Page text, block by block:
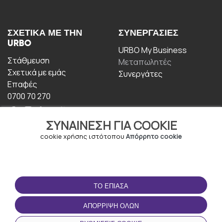
ΣΥΝΑΊΝΕΣΗ ΓΙΑ COOKIE
cookie χρήσης ιστότοπου Απόρρητο cookie
ΤΟ ΈΠΙΑΣΑ
ΑΠΌΡΡΙΨΗ ΌΛΩΝ
ΣΧΕΤΙΚΆ ΜΕ ΤΗΝ
URBO
Στάθμευση
Σχετικά με εμάς
Επαφές
0700 70 270
ΣΥΝΕΡΓΑΣΊΕΣ
URBO My Business
Μεταπωλητές
Συνεργάτες
ΟΡΟΙ ΧΡΉΣΗΣ
Οροι και Προϋποθέσεις
Πολιτική απορρήτου
ΚΑΤΕΒΆΣΤΕ ΤΗΝ
ΕΦΑΡΜΟΓΉ